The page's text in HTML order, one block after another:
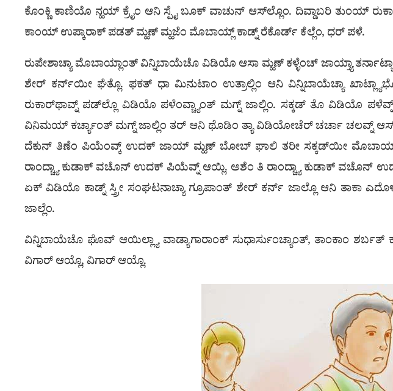
ಕೊಂಕ್ಣಿ ಕಾಣಿಯೊ ನ್ಹಯ್ ಕ್ರೈಂ ಆನಿ ಸ್ಪೈ ಬೂಕ್ ವಾಚುನ್ ಆಸ್‌ಲ್ಲೊಂ. ದಿವ್ಡಾಬರಿ ತುಂಯ್
ಕಾಂಯ್ ಉಪ್ಕಾರಾಕ್ ಪಡತ್ ಮ್ಹಣ್ ಮ್ಹಜೆಂ ಮೊಬಾಯ್ಲ್ ಕಾಡ್ನ್ ರೆಕೊರ್ಡ್ ಕೆಲ್ಲೆಂ, ಧರ್ ಪಳೆ.
ರುಪೇಶಾಚ್ಯಾ ಮೊಬಾಯ್ಲಾಂತ್ ವಿನ್ನಿಬಾಯೆಚೊ ವಿಡಿಯೊ ಆಸಾ ಮ್ಹಣ್ ಕಳ್ಳೆಂಚ್ ಜಾಯ್ತ್ಯಾ
ಶೇರ್ ಕರ್ನ್‍ಯೀ ಘೆತ್ಲೊ. ಫಕತ್ ಧಾ ಮಿನುಟಾಂ ಉತ್ರಾಲ್ಲಿಂ ಆನಿ ವಿನ್ನಿಬಾಯೆಚ್ಯಾ
ರುಕಾರ್‌ಥಾವ್ನ್ ಪಡ್‌ಲ್ಲೊ ವಿಡಿಯೊ ಪಳೆಂವ್ಚ್ಯಾಂತ್ ಮಗ್ನ್ ಜಾಲ್ಲಿಂ. ಸಕ್ಕಡ್ ತೊ
ವಿನಿಮಯ್ ಕರ್ಚ್ಯಾಂತ್ ಮಗ್ನ್ ಜಾಲ್ಲಿಂ ತರ್ ಆನಿ ಥೊಡಿಂ ತ್ಯಾ ವಿಡಿಯೋಚೆರ್ ಚರ್ಚಾ ಚಲವ್ನ್
ದೆಕುನ್ ತಿಣೆಂ ಪಿಯೆಂವ್ಕ್ ಉದಕ್ ಜಾಯ್ ಮ್ಹಣ್ ಬೋಬ್ ಘಾಲಿ ತರೀ ಸಕ್ಕಡ್‌ಯೀ
ರಾಂದ್ಚ್ಯಾ ಕುಡಾಕ್ ವಚೊನ್ ಉದಕ್ ಪಿಯೆವ್ನ್ ಆಯ್ಲಿ. ಅಶೆಂ ತಿ ರಾಂದ್ಚ್ಯಾ ಕುಡಾಕ್
ಏಕ್ ವಿಡಿಯೊ ಕಾಡ್ನ್ ಸ್ತ್ರೀ ಸಂಘಟನಾಚ್ಯಾ ಗ್ರೂಪಾಂತ್ ಶೇರ್ ಕರ್ನ್ ಜಾಲ್ಲೊ ಆನಿ
ಜಾಲ್ಲೆಂ.
ವಿನ್ನಿಬಾಯೆಚೊ ಘೊವ್ ಆಯಿಲ್ಲ್ಯಾ ವಾಡ್ಯಾಗಾರಾಂಕ್ ಸುಧಾರ್ಸುಂಚ್ಯಾಂತ್, ತಾಂಕಾಂ
ವಿಗಾರ್ ಆಯ್ಲೊ, ವಿಗಾರ್ ಆಯ್ಲೊ.